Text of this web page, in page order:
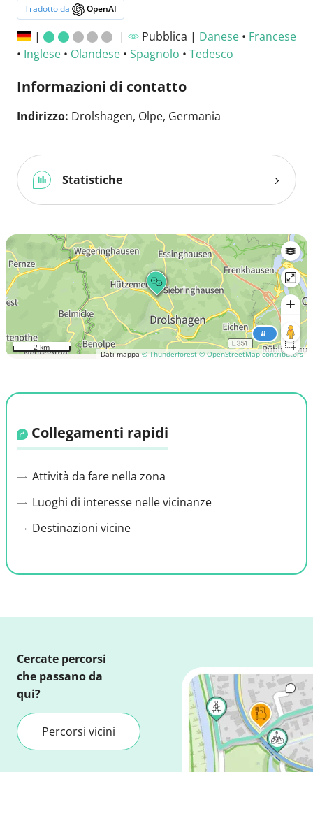
Tradotto da OpenAI
| | Pubblica | Danese• Francese
• Inglese • Olandese • Spagnolo • Tedesco
Informazioni di contatto
Indirizzo: Drolshagen, Olpe, Germania
Statistiche
Dati mappa© Thunderforest © OpenStreetMap contributors
2 km
Collegamenti rapidi
Attività da fare nella zona
Luoghi di interesse nelle vicinanze
Destinazioni vicine
Cercate percorsi
che passano da
qui?
Percorsi vicini